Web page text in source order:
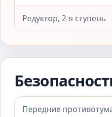
Редуктор, 2-я ступень
Передние